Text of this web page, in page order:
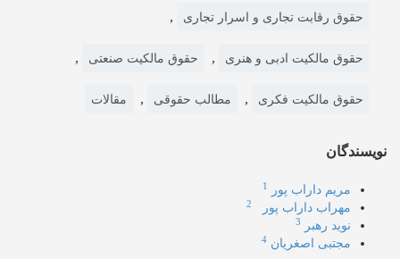
حقوق رقابت تجاری و اسرار تجاری ,
حقوق مالکیت ادبی و هنری , حقوق مالکیت صنعتی ,
حقوق مالکیت فکری , مطالب حقوقی , مقالات
نویسندگان
مریم داراب پور 1
مهراب داراب پور 2
نوید رهبر 3
مجتبی اصغریان 4